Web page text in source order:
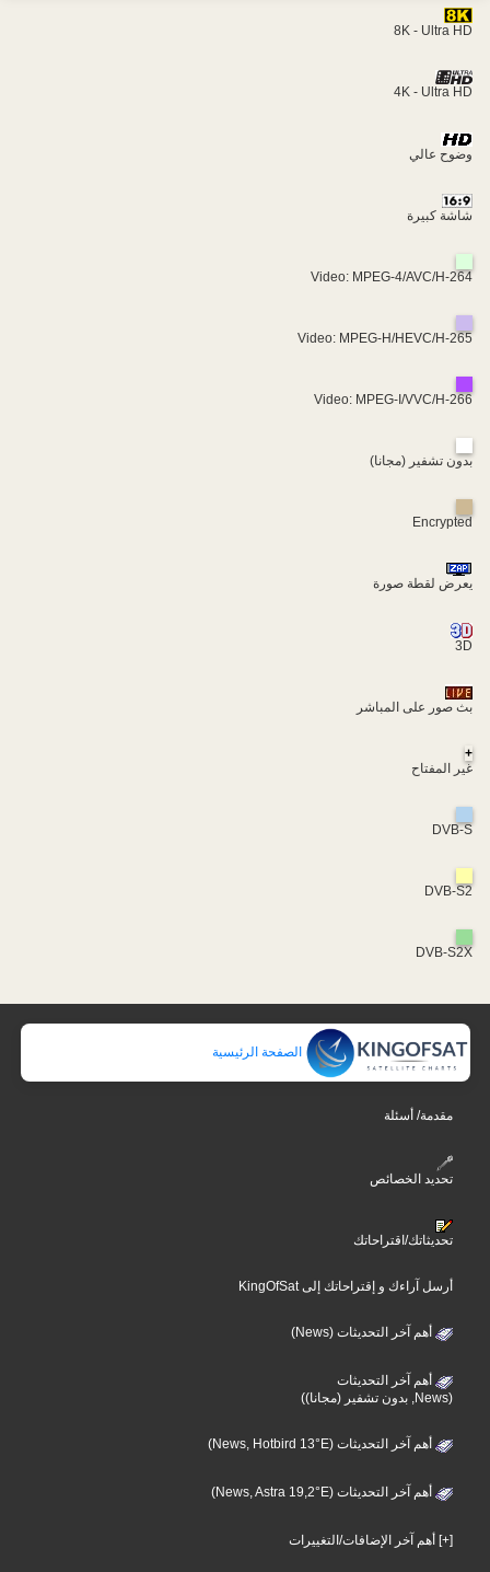
8K - Ultra HD
4K - Ultra HD
وضوح عالي
شاشة كبيرة
Video: MPEG-4/AVC/H-264
Video: MPEG-H/HEVC/H-265
Video: MPEG-I/VVC/H-266
بدون تشفير (مجانا)
Encrypted
يعرض لقطة صورة
3D
بث صور على المباشر
+
غير المفتاح
DVB-S
DVB-S2
DVB-S2X
الصفحة الرئيسية
مقدمة/ أسئلة
تحديد الخصائص
تحديثاتك/اقتراحاتك
أرسل آراءك و إقتراحاتك إلى KingOfSat
أهم آخر التحديثات (News)
أهم آخر التحديثات
(News, بدون تشفير (مجانا))
أهم آخر التحديثات (News, Hotbird 13°E)
أهم آخر التحديثات (News, Astra 19,2°E)
[+] أهم آخر الإضافات/التغييرات